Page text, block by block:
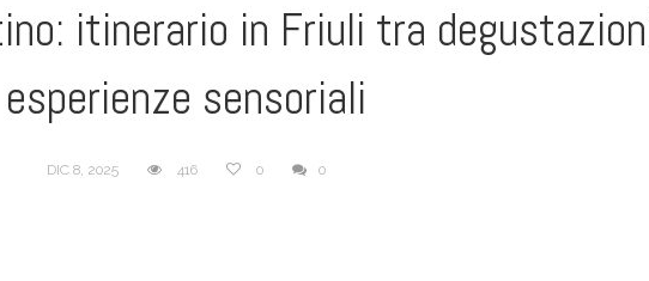
itinerario in Friuli tra
esperienze sensoriali
DIC 8, 2025 416 0 0